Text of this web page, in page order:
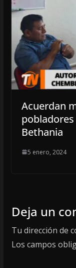
Acuerdan
Bethania
5 enero, 2024
Deja un
Tu dirección de
Los campos